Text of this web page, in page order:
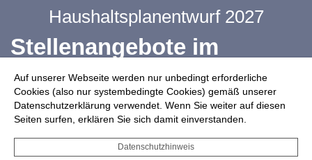
Auf unserer Webseite werden nur unbedingt erforderliche
Cookies (also nur systembedingte Cookies) gemäß unserer
Datenschutzerklärung verwendet. Wenn Sie weiter auf diesen
Seiten surfen, erklären Sie sich damit einverstanden.
Datenschutzhinweis
Haushaltsplanentwurf 2027
Stellenangebote im
Ganztag
Infos zur Drohnennutzung
Starkregengefahrenkarte